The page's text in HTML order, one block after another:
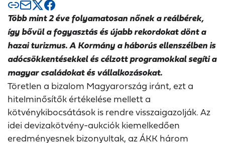
Több mint 2 éve folyamatosan nőnek a reálbérek,
így bővül a fogyasztás és újabb rekordokat dönt a
hazai turizmus.A Kormány a háborús ellenszélben is
adócsökkentésekkel és célzott programokkal segíti a
magyar családokat és vállalkozásokat.
Töretlen a bizalom Magyarország iránt, ezt a
hitelminősítők értékelése mellett a
kötvénykibocsátások is rendre visszaigazolják. Az
idei devizakötvény-aukciók kiemelkedően
eredményesnek bizonyultak, az ÁKK három